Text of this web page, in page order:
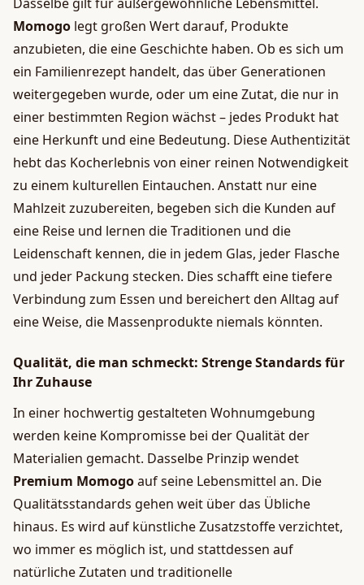
Momogo legt großen Wert darauf, Produkte
anzubieten, die eine Geschichte haben. Ob es sich um
ein Familienrezept handelt, das über Generationen
weitergegeben wurde, oder um eine Zutat, die nur in
einer bestimmten Region wächst – jedes Produkt hat
eine Herkunft und eine Bedeutung. Diese Authentizität
hebt das Kocherlebnis von einer reinen Notwendigkeit
zu einem kulturellen Eintauchen. Anstatt nur eine
Mahlzeit zuzubereiten, begeben sich die Kunden auf
eine Reise und lernen die Traditionen und die
Leidenschaft kennen, die in jedem Glas, jeder Flasche
und jeder Packung stecken. Dies schafft eine tiefere
Verbindung zum Essen und bereichert den Alltag auf
eine Weise, die Massenprodukte niemals könnten.
Qualität, die man schmeckt: Strenge Standards für
Ihr Zuhause
In einer hochwertig gestalteten Wohnumgebung
werden keine Kompromisse bei der Qualität der
Materialien gemacht. Dasselbe Prinzip wendet
Premium Momogoauf seine Lebensmittel an. Die
Qualitätsstandards gehen weit über das Übliche
hinaus. Es wird auf künstliche Zusatzstoffe verzichtet,
wo immer es möglich ist, und stattdessen auf
natürliche Zutaten und traditionelle